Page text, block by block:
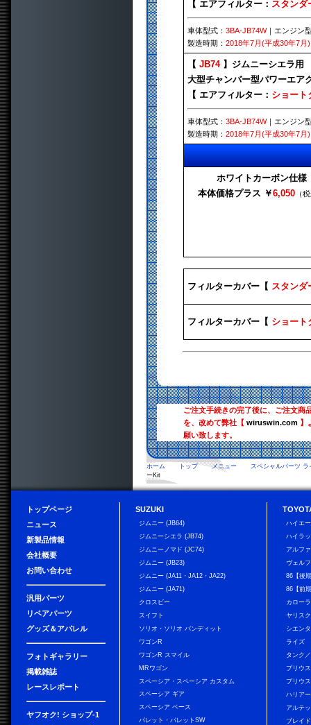
【 エアフィルター： スタンダ
車体型式： 3BA-JB74W｜エンジン
製造時期： 2018年7月(平成30年7月)
【 JB74】ジムニーシエラ用
大型チャンバー型パワーエア
【 エアフィルター： ショート
車体型式： 3BA-JB74W｜エンジン
製造時期： 2018年7月(平成30年7月)
ホワイトカーボン仕様
本体価格プラス ￥6,050（
フィルターカバー【 スタンダ
フィルターカバー【 ショート
ご注文手続きの完了後に、ご注文商
を、改めて弊社【 wiruswin.com】
願い致します。
ホーム トップ メニュー
スペシャルパーツ ラ
ーKit
トップページ
ニュース
新製品情報
会社概要
お問い合わせ
汎用パーツ
リペアパーツ
グッズ＆アパレル
フォトギャラリー
掲載雑誌
レースレポート
ヤフオク! ショップ-1
SUZUKI
ジムニー (JB64)
ジムニーシエラ (JB74)
ジムニーノマド (JC74)
ジムニー (JB23)
ジムニー (JA11・JA12・JA22)
ジムニー (JA71)
クロスビー
スイフト
ソリオ・ソリオ バンディット
ワゴンR
ワゴンR スマイル
MRワゴン
スペーシア・スペーシア カスタム
スペーシア ギア
スペーシア ベース
パレット・パレットSW
ハイエ
ハイラ
アルフ
ヴェル
86【後
86【前
カロー
ヤリス
シエンタ
ライズ
タンク
プリウス
プリウ
ハリアー
アルテ
ブレイド